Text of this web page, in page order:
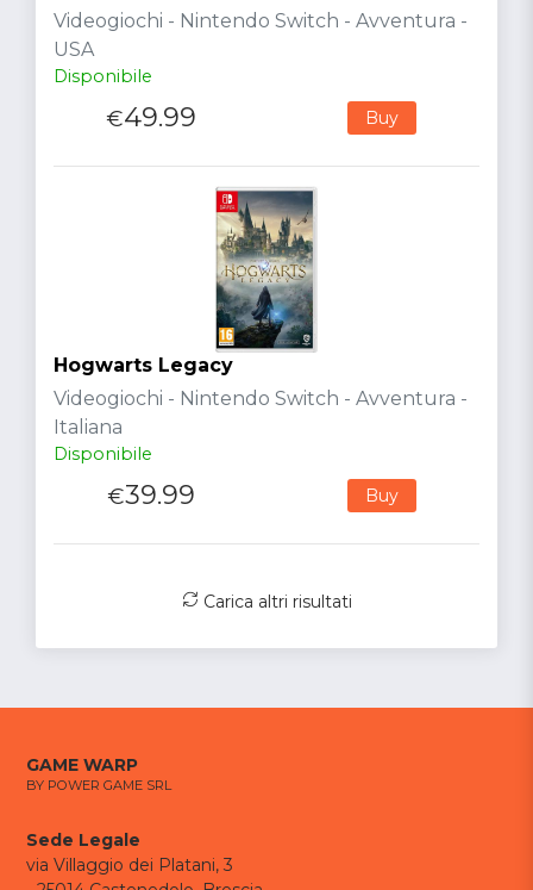
Videogiochi - Nintendo Switch - Avventura -
USA
Disponibile
€49.99 Buy
Hogwarts Legacy
Videogiochi - Nintendo Switch - Avventura -
Italiana
Disponibile
€39.99 Buy
Carica altri risultati
GAME WARP
BY POWER GAME SRL
Sede Legale
via Villaggio dei Platani, 3